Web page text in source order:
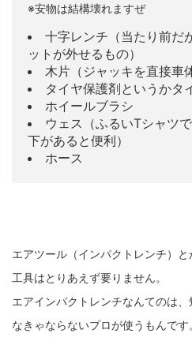
※安物は結構壊れますぜ
十字レンチ（当たり前だ
ットが外せるもの）
木片（ジャッキを直接車
タイヤ保護剤というかタ
ホイールブラシ
ウェス（ふるいTシャツ
下があると便利）
ホース
エアツール（インパクトレンチ）
工具はとりあえず要りません。
エアインパクトレンチなんてのは
なきゃならないプロが使うもんです